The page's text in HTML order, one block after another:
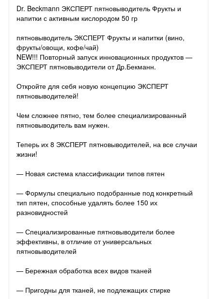
Dr. Beckmann ЭКСПЕРТ пятновыводитель Фрукты и
напитки с активным кислородом 50 гр
пятновыводитель ЭКСПЕРТ Фрукты и напитки (вино,
фрукты/овощи, кофе/чай)
NEW!!! Повторный запуск инновационных продуктов —
ЭКСПЕРТ пятновыводители от Др.Бекманн.
Откройте для себя новую концепцию ЭКСПЕРТ
пятновыводителей!
Чем сложнее пятно, тем более специализированный
пятновыводитель вам нужен.
Теперь их 8 ЭКСПЕРТ пятновыводителей, на все случаи
жизни!
— Новая система классификации типов пятен
— Формулы специально подобранные под конкретный
тип пятен, способные удалять более 150 их
разновидностей
— Специализированные пятновыводители более
эффективны, в отличие от универсальных
пятновыводителей
— Бережная обработка всех видов тканей
— Пригодны для тканей, не подлежащих стирке